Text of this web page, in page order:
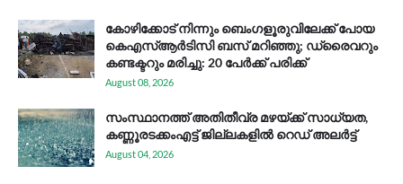
കോഴിക്കോട് നിന്നും ബെംഗളൂരുവിലേക്ക് പോയ
കെഎസ്ആര്‍ടിസി ബസ് മറിഞ്ഞു; ഡ്രൈവറും
കണ്ടക്ടറും മരിച്ചു: 20 പേര്‍ക്ക് പരിക്ക്
August 08, 2026
സം​സ്ഥാ​ന​ത്ത് അ​തി​തീ​വ്ര മ​ഴ​യ്ക്ക് സാ​ധ്യ​ത,
കണ്ണൂരടക്കംഎ​ട്ട് ജി​ല്ല​ക​ളി​ൽ റെ​ഡ് അ​ലർ​ട്ട്
August 04, 2026